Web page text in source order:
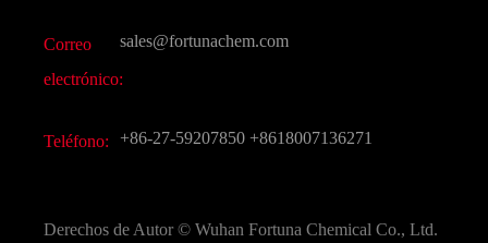
CAS químico
Todos los productos químicos finos
Correo
electrónico:
sales@fortunachem.com
Teléfono: +86-27-59207850 +8618007136271
Derechos de Autor © Wuhan Fortuna Chemical Co., Ltd.